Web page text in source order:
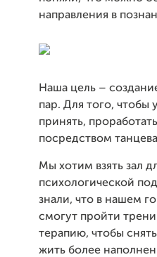
направления в
Наша цель –
пар. Для того, чтобы
принять,
посредством
Мы хотим взять зал
психологической
знали, что в нашем
смогут пройти
терапию, чтобы
жить более